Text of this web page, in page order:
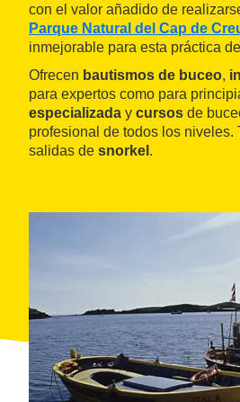
con el valor añadido de
Parque Natural del Cap de
inmejorable para esta práctica
Ofrecen bautismos de buceo,
para expertos como para
especializada y cursos de
profesional de todos los niveles.
salidas de snorkel .